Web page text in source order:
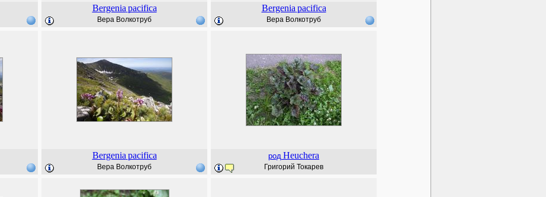
Bergenia pacifica
Вера Волкотруб
Bergenia pacifica
Вера Волкотруб
Bergenia pacifica
Вера Волкотруб
род Heuchera
Григорий Токарев